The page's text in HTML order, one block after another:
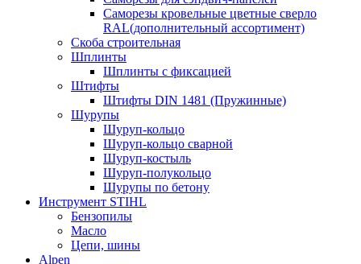
Саморезы кровельные цветные сверло
RAL(дополнительный ассортимент)
Скоба строительная
Шплинты
Шплинты с фиксацией
Штифты
Штифты DIN 1481 (Пружинные)
Шурупы
Шуруп-кольцо
Шуруп-кольцо сварной
Шуруп-костыль
Шуруп-полукольцо
Шурупы по бетону
Инструмент STIHL
Бензопилы
Масло
Цепи, шины
Alpen